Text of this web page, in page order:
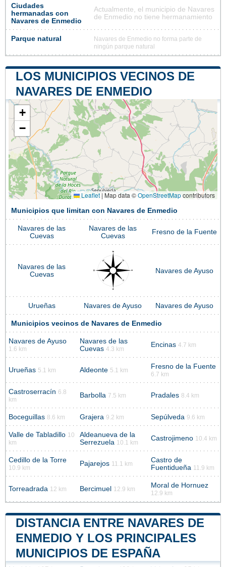
Ciudades
hermanadas con
Navares de Enmedio
Actualmente, el municipio de Navares
de Enmedio no tiene hermanamiento
Parque natural
Navares de Enmedio no forma parte de
ningún parque natural
LOS MUNICIPIOS VECINOS DE
NAVARES DE ENMEDIO
+
−
Leaflet|Map data ©OpenStreetMapcontributors
Municipios que limitan con Navares de Enmedio
Navares de las
Cuevas
Navares de las
Cuevas
Fresno de la Fuente
Navares de las
Cuevas
Navares de Ayuso
Urueñas Navares de Ayuso Navares de Ayuso
Municipios vecinos de Navares de Enmedio
Navares de Ayuso
1.6 km
Navares de las
Cuevas 4.3 km
Encinas 4.7 km
Urueñas 5.1 km Aldeonte 5.1 km Fresno de la Fuente
6.7 km
Castroserracín 6.8
km
Barbolla 7.5 km Pradales 8.4 km
Boceguillas 8.6 km Grajera 9.2 km Sepúlveda 9.6 km
Valle de Tabladillo 10
km
Aldeanueva de la
Serrezuela 10.1 km
Castrojimeno 10.4 km
Cedillo de la Torre
10.9 km
Pajarejos 11.1 km
Castro de
Fuentidueña 11.9 km
Torreadrada 12 km Bercimuel 12.9 km Moral de Hornuez
12.9 km
DISTANCIA ENTRE NAVARES DE
ENMEDIO Y LOS PRINCIPALES
MUNICIPIOS DE ESPAÑA